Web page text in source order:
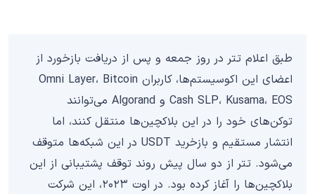
طبق اعلام تتر در روز جمعه و پس از دریافت بازخورد از
اعضای این اکوسیستم‌ها، کاربران Omni Layer، Bitcoin
Cash SLP، Kusama، EOS و Algorand می‌توانند
توکن‌های خود را در این بلاکچین‌ها منتقل کنند، اما
انتشار مستقیم و بازخرید USDT در این شبکه‌ها متوقف
می‌شود. تتر از دو سال پیش روند توقف پشتیبانی از این
بلاکچین‌ها را آغاز کرده بود. در اوت ۲۰۲۳، این شرکت